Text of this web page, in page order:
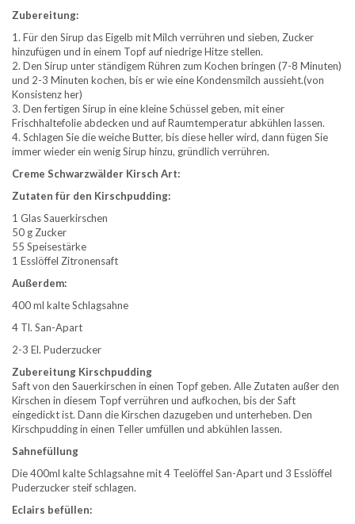
Zubereitung:
1. Für den Sirup das Eigelb mit Milch verrühren und sieben, Zucker
hinzufügen und in einem Topf auf niedrige Hitze stellen.
2. Den Sirup unter ständigem Rühren zum Kochen bringen (7-8 Minuten)
und 2-3 Minuten kochen, bis er wie eine Kondensmilch aussieht.(von
Konsistenz her)
3. Den fertigen Sirup in eine kleine Schüssel geben, mit einer
Frischhaltefolie abdecken und auf Raumtemperatur abkühlen lassen.
4. Schlagen Sie die weiche Butter, bis diese heller wird, dann fügen Sie
immer wieder ein wenig Sirup hinzu, gründlich verrühren.
Creme Schwarzwälder Kirsch Art:
Zutaten für den Kirschpudding:
1 Glas Sauerkirschen
50 g Zucker
55 Speisestärke
1 Esslöffel Zitronensaft
Außerdem:
400 ml kalte Schlagsahne
4 Tl. San-Apart
2-3 El. Puderzucker
Zubereitung Kirschpudding
Saft von den Sauerkirschen in einen Topf geben. Alle Zutaten außer den
Kirschen in diesem Topf verrühren und aufkochen, bis der Saft
eingedickt ist. Dann die Kirschen dazugeben und unterheben. Den
Kirschpudding in einen Teller umfüllen und abkühlen lassen.
Sahnefüllung
Die 400ml kalte Schlagsahne mit 4 Teelöffel San-Apart und 3 Esslöffel
Puderzucker steif schlagen.
Eclairs befüllen: